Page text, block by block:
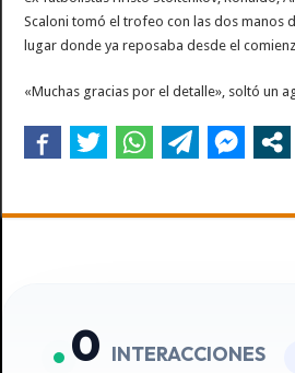
Scaloni tomó el trofeo con las dos manos
lugar donde ya reposaba desde el
«Muchas gracias por el detalle», soltó un
0 INTERACCIONES